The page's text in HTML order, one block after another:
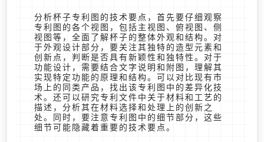
分析杯子专利图的技术要点，首先要仔细观察
专利图的各个视图，包括主视图、俯视图、侧
视图等，全面了解杯子的整体外观和结构。对
于外观设计部分，要关注其独特的造型元素和
创新点，判断是否具有新颖性和独特性。对于
功能设计，需要结合文字说明和附图，理解其
实现特定功能的原理和结构。可以对比现有市
场上的同类产品，找出该专利图中的差异化技
术。还可以研究专利文件中关于材料和工艺的
描述，分析其在材料选择和处理上的创新之
处。同时，要注意专利图中的细节部分，这些
细节可能隐藏着重要的技术要点。